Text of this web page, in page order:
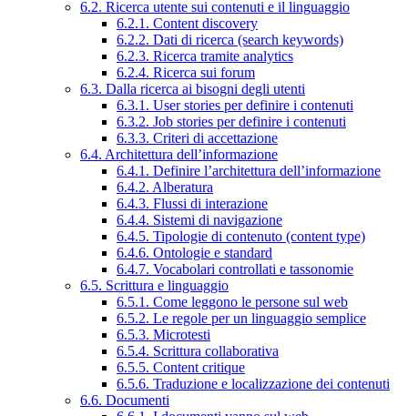
6.2. Ricerca utente sui contenuti e il linguaggio
6.2.1. Content discovery
6.2.2. Dati di ricerca (search keywords)
6.2.3. Ricerca tramite analytics
6.2.4. Ricerca sui forum
6.3. Dalla ricerca ai bisogni degli utenti
6.3.1. User stories per definire i contenuti
6.3.2. Job stories per definire i contenuti
6.3.3. Criteri di accettazione
6.4. Architettura dell’informazione
6.4.1. Definire l’architettura dell’informazione
6.4.2. Alberatura
6.4.3. Flussi di interazione
6.4.4. Sistemi di navigazione
6.4.5. Tipologie di contenuto (content type)
6.4.6. Ontologie e standard
6.4.7. Vocabolari controllati e tassonomie
6.5. Scrittura e linguaggio
6.5.1. Come leggono le persone sul web
6.5.2. Le regole per un linguaggio semplice
6.5.3. Microtesti
6.5.4. Scrittura collaborativa
6.5.5. Content critique
6.5.6. Traduzione e localizzazione dei contenuti
6.6. Documenti